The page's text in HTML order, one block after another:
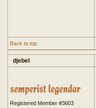
Back to top
djebel
Registered Member #3603